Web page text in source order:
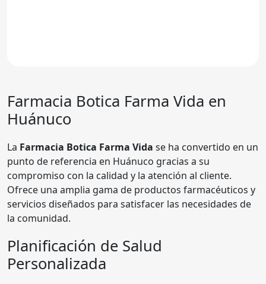
Farmacia Botica Farma Vida en
Huánuco
La Farmacia Botica Farma Vida se ha convertido en un
punto de referencia en Huánuco gracias a su
compromiso con la calidad y la atención al cliente.
Ofrece una amplia gama de productos farmacéuticos y
servicios diseñados para satisfacer las necesidades de
la comunidad.
Planificación de Salud
Personalizada